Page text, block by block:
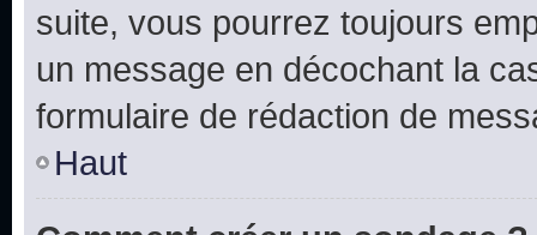
suite, vous pourrez toujours
un message en décochant la
formulaire de rédaction de
Haut